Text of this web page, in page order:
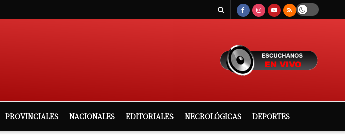
PROVINCIALES NACIONALES EDITORIALES NECROLÓGICAS DEPORTES